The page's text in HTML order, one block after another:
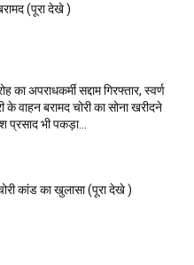
(पूरा देखे )
का अपराधकर्मी सद्दाम गिरफ्तार, स्वर्ण
वाहन बरामद चोरी का सोना खरीदने
प्रसाद भी पकड़ा...
कांड का खुलासा (पूरा देखे )